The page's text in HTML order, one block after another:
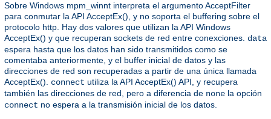
Sobre Windows mpm_winnt interpreta el argumento AcceptFilter
para conmutar la API AcceptEx(), y no soporta el buffering sobre el
protocolo http. Hay dos valores que utilizan la API Windows
AcceptEx() y que recuperan sockets de red entre conexciones. data
espera hasta que los datos han sido transmitidos como se
comentaba anteriormente, y el buffer inicial de datos y las
direcciones de red son recuperadas a partir de una única llamada
AcceptEx(). connect utiliza la API AcceptEx() API, y recupera
también las direcciones de red, pero a diferencia de none la opción
connect no espera a la transmisión inicial de los datos.